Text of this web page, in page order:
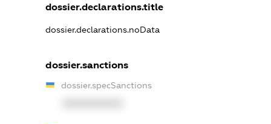
dossier.declarations.title
dossier.declarations.noData
dossier.sanctions
dossier.specSanctions